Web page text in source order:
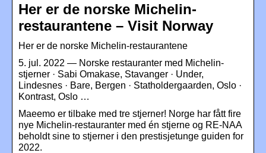
Her er de norske Michelin-
restaurantene – Visit Norway
Her er de norske Michelin-restaurantene
5. jul. 2022 — Norske restauranter med Michelin-
stjerner · Sabi Omakase, Stavanger · Under,
Lindesnes · Bare, Bergen · Statholdergaarden, Oslo ·
Kontrast, Oslo …
Maeemo er tilbake med tre stjerner! Norge har fått fire
nye Michelin-restauranter med én stjerne og RE-NAA
beholdt sine to stjerner i den prestisjetunge guiden for
2022.